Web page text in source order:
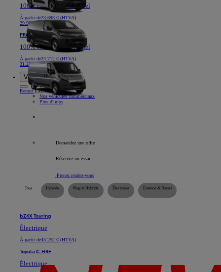
100% électrique ou Diesel
À partir de23.693 € (HTVA)
29.991 €
PROACE MAX
100% électrique ou Diesel
À partir de24.712 € (HTVA)
31.282 €
Voitures de société
RetourÉlément
Nos véhicules commerciaux
Plus d'infos
Demandez une offre
Réservez un essai
Prenez rendez-vous
Tous Hybride Plug-in Hybride Électrique Essence & Diesel
bZ4X Touring
Électrique
À partir de43.252 € (HTVA)
Toyota C-HR+
Électrique